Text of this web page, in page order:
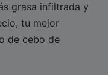
grasa infiltrada y
tu mejor
de cebo de